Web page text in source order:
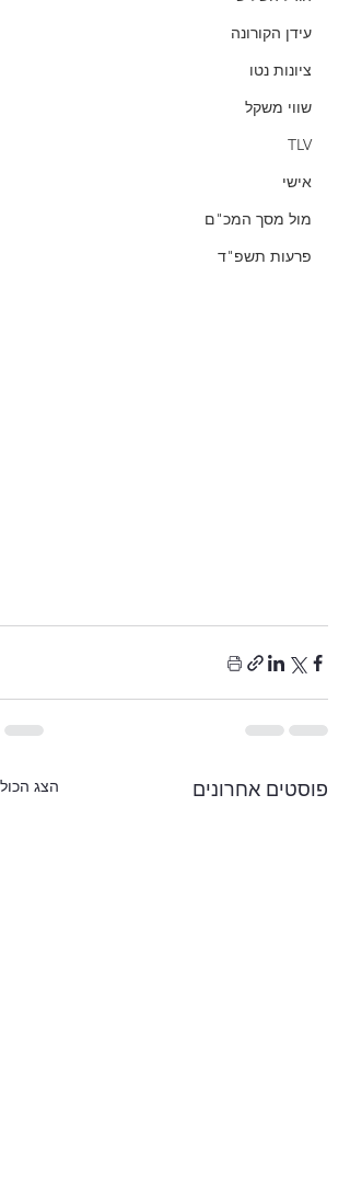
עידן הקורונה
ציונות נטו
שווי משקל
TLV
אישי
מול מסך המכ"ם
פרעות תשפ"ד
פוסטים אחרונים הצג הכול